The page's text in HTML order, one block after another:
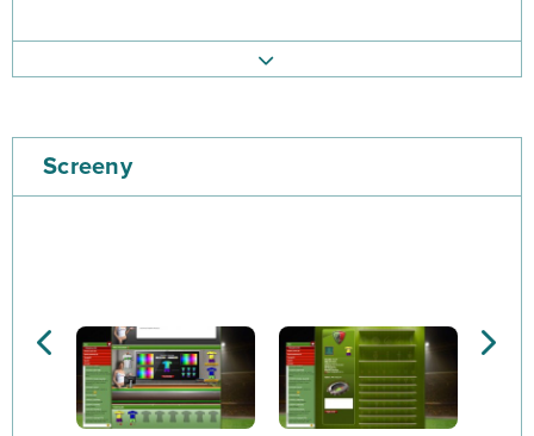
trenera klubu piłkarskiego. Będziesz mógł
zadecydować o tym, jak powstanie cała Twoja drużyna
możesz utworzyć z nich drużynę, która będzie
najlepsza w rozgrywkach ligowych. Oczywiście,
kluczowe będzie posiadanie odpowiedniego
Screeny